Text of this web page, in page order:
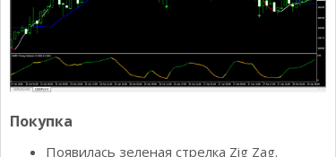
Покупка
Появилась зеленая стрелка Zig Zag.